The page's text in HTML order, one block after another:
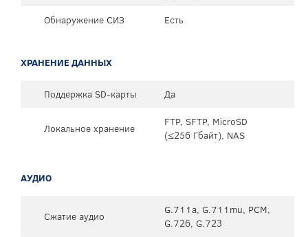
Обнаружение СИЗ
Есть
ХРАНЕНИЕ ДАННЫХ
Поддержка SD-карты Да
Локальное хранение
FTP, SFTP, MicroSD
(≤256 Гбайт), NAS
АУДИО
Сжатие аудио
G.711a, G.711mu, PCM,
G.726, G.723